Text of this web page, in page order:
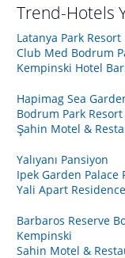
Trend-Hotels
Latanya Park Resort
Club Med Bodrum
Kempinski Hotel
Hapimag Sea
Bodrum Park Resort
Şahin Motel &
Yalıyanı Pansiyon
Ipek Garden Palace
Yali Apart
Barbaros Reserve
Kempinski
Sahin Motel &